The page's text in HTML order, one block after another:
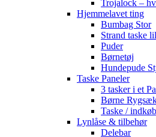
Trojalock –
Hjemmelavet ting
Bumbag Stor
Strand taske
Puder
Børnetøj
Hundepude
Taske Paneler
3 tasker i et
Børne
Taske /
Lynlåse & tilbehør
Delebar